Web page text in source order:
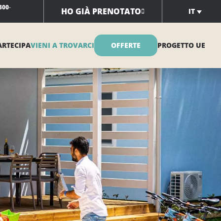
- HO GIÀ PRENOTATO IT
VIENI A TROVARCI OFFERTE PROGETTO UE